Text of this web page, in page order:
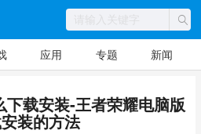
应用 专题 新闻
载安装-王者荣耀电脑版
装的方法